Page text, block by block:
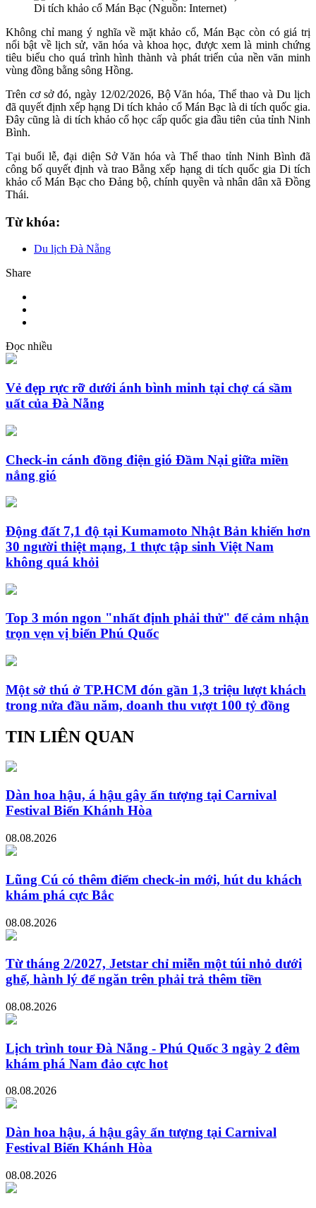
Di tích khảo cổ Mán Bạc (Nguồn: Internet)
Không chỉ mang ý nghĩa về mặt khảo cổ, Mán Bạc còn có giá trị
nổi bật về lịch sử, văn hóa và khoa học, được xem là minh chứng
tiêu biểu cho quá trình hình thành và phát triển của nền văn minh
vùng đồng bằng sông Hồng.
Trên cơ sở đó, ngày 12/02/2026, Bộ Văn hóa, Thể thao và Du lịch
đã quyết định xếp hạng Di tích khảo cổ Mán Bạc là di tích quốc gia.
Đây cũng là di tích khảo cổ học cấp quốc gia đầu tiên của tỉnh Ninh
Bình.
Tại buổi lễ, đại diện Sở Văn hóa và Thể thao tỉnh Ninh Bình đã
công bố quyết định và trao Bằng xếp hạng di tích quốc gia Di tích
khảo cổ Mán Bạc cho Đảng bộ, chính quyền và nhân dân xã Đồng
Thái.
Từ khóa:
Du lịch Đà Nẵng
Share
Đọc nhiều
Vẻ đẹp rực rỡ dưới ánh bình minh tại chợ cá sầm
uất của Đà Nẵng
Check-in cánh đồng điện gió Đầm Nại giữa miền
nắng gió
Động đất 7,1 độ tại Kumamoto Nhật Bản khiến hơn
30 người thiệt mạng, 1 thực tập sinh Việt Nam
không quá khỏi
Top 3 món ngon "nhất định phải thử" để cảm nhận
trọn vẹn vị biển Phú Quốc
Một sở thú ở TP.HCM đón gần 1,3 triệu lượt khách
trong nửa đầu năm, doanh thu vượt 100 tỷ đồng
TIN LIÊN QUAN
Dàn hoa hậu, á hậu gây ấn tượng tại Carnival
Festival Biển Khánh Hòa
08.08.2026
Lũng Cú có thêm điểm check-in mới, hút du khách
khám phá cực Bắc
08.08.2026
Từ tháng 2/2027, Jetstar chỉ miễn một túi nhỏ dưới
ghế, hành lý để ngăn trên phải trả thêm tiền
08.08.2026
Lịch trình tour Đà Nẵng - Phú Quốc 3 ngày 2 đêm
khám phá Nam đảo cực hot
08.08.2026
Dàn hoa hậu, á hậu gây ấn tượng tại Carnival
Festival Biển Khánh Hòa
08.08.2026